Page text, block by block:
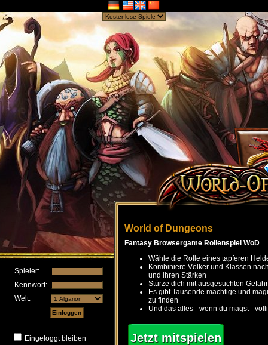
Spieler:
Kennwort:
Welt:
Eingeloggt bleiben
World of Dungeons
Fantasy Browsergame Rollenspiel WoD
Wähle die Rolle eines tapferen
Kombiniere Völker und Klassen
und ihren Stärken
Stürze dich mit ausgesuchten
Es gibt Tausende mächtige und
zu finden
Und das alles - wenn du magst -
Jetzt mitspielen